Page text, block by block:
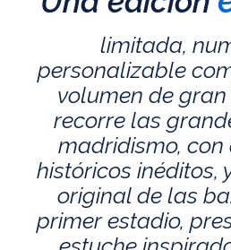
limitada,
personalizable
volumen de
recorre las
madridismo,
históricos inéditos,
original de las
primer estadio,